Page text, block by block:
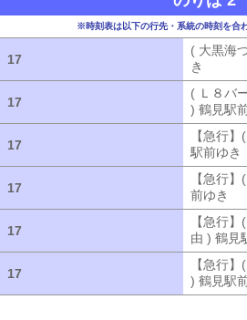
※時刻表は以下の行先・系統の時刻を合
17
( 大黒海
き
17
( Ｌ８バ
) 鶴見駅
17
【急行
駅前ゆき
17
【急行
前ゆき
17
【急行
由 ) 鶴見
17
【急行
) 鶴見駅